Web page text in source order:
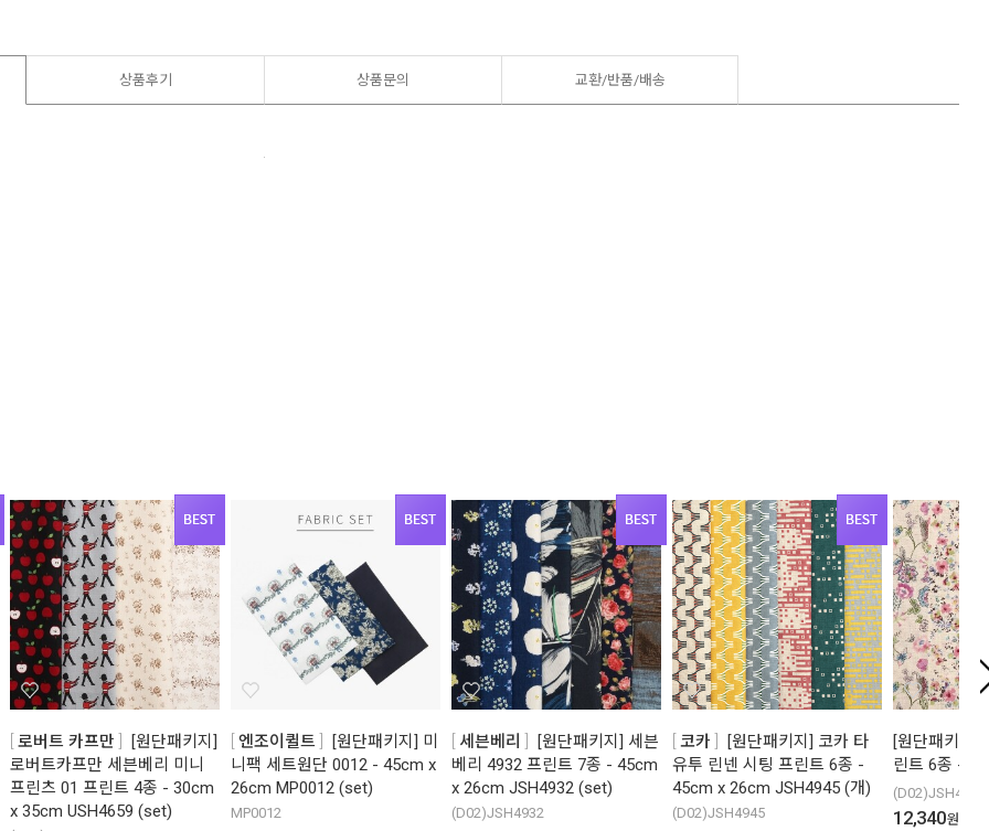
상품후기 상품문의 교환/반품/배송
로버트 카프만
[원단패키지]
로버트카프만 세븐베리 미니
프린츠 01 프린트 4종 - 30cm
x 35cm USH4659 (set)
엔조이퀼트
[원단패키지] 미
니팩 세트원단 0012 - 45cm x
26cm MP0012 (set)
MP0012
세븐베리
[원단패키지] 세븐
베리 4932 프린트 7종 - 45cm
x 26cm JSH4932 (set)
(D02)JSH4932
코카
[원단패키지] 코카 타
유투 린넨 시팅 프린트 6종 -
45cm x 26cm JSH4945 (개)
(D02)JSH4945
[원단패키지]
린트 6종 -
(D02)JSH4918
12,340원